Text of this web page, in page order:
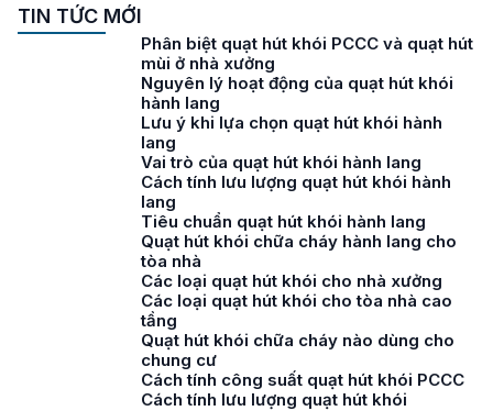
TIN TỨC MỚI
Phân biệt quạt hút khói PCCC và quạt hút
mùi ở nhà xưởng
Nguyên lý hoạt động của quạt hút khói
hành lang
Lưu ý khi lựa chọn quạt hút khói hành
lang
Vai trò của quạt hút khói hành lang
Cách tính lưu lượng quạt hút khói hành
lang
Tiêu chuẩn quạt hút khói hành lang
Quạt hút khói chữa cháy hành lang cho
tòa nhà
Các loại quạt hút khói cho nhà xưởng
Các loại quạt hút khói cho tòa nhà cao
tầng
Quạt hút khói chữa cháy nào dùng cho
chung cư
Cách tính công suất quạt hút khói PCCC
Cách tính lưu lượng quạt hút khói